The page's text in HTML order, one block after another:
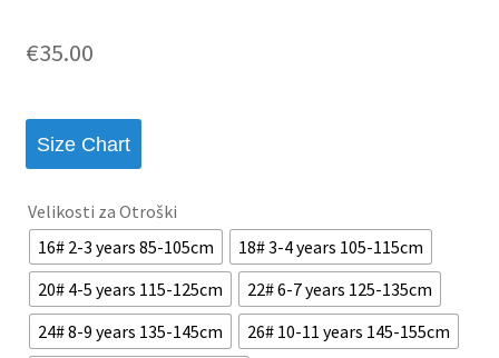
€35.00
Size Chart
Velikosti za Otroški
16# 2-3 years 85-105cm
18# 3-4 years 105-115cm
20# 4-5 years 115-125cm
22# 6-7 years 125-135cm
24# 8-9 years 135-145cm
26# 10-11 years 145-155cm